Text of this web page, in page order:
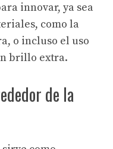
innovar, ya sea
como la
o incluso el uso
brillo extra.
de la